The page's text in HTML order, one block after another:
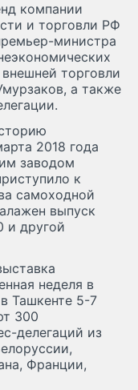
компании
и торговли РФ
министра
торговли
а также
2018 года
заводом
к
самоходной
выпуск
и другой
неделя в
Ташкенте 5-7
300
делегаций из
Франции,